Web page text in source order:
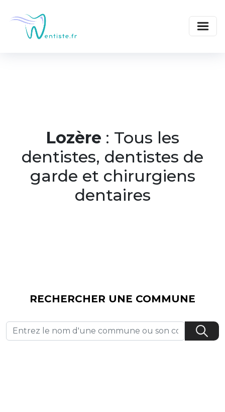
Lozère : Tous les
dentistes, dentistes de
garde et chirurgiens
dentaires
RECHERCHER UNE COMMUNE